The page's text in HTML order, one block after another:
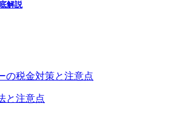
解説
の税金対策と注意点
と注意点